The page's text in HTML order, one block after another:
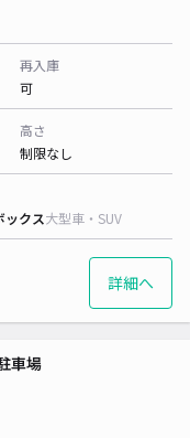
再入庫
可
高さ
制限なし
ックス大型車・SUV
詳細へ
車場